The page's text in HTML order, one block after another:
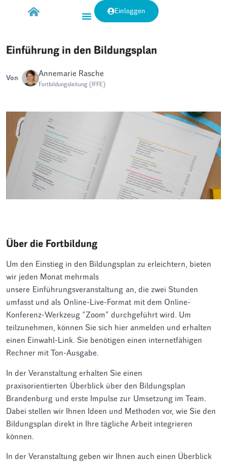
Einloggen
Einführung in den Bildungsplan
Von Annemarie Rasche
Fortbildungsleitung (IFFE)
Über die Fortbildung
Um den Einstieg in den Bildungsplan zu erleichtern, bieten
wir jeden Monat mehrmals
unsere Einführungsveranstaltung an, die zwei Stunden
umfasst und als Online-Live-Format mit dem Online-
Konferenz-Werkzeug “Zoom” durchgeführt wird. Um
teilzunehmen, können Sie sich hier anmelden und erhalten
einen Einwahl-Link. Sie benötigen einen internetfähigen
Rechner mit Ton-Ausgabe.
In der Veranstaltung erhalten Sie einen
praxisorientierten Überblick über den Bildungsplan
Brandenburg und erste Impulse zur Umsetzung im Team.
Dabei stellen wir Ihnen Ideen und Methoden vor, wie Sie den
Bildungsplan direkt in Ihre tägliche Arbeit integrieren
können.
In der Veranstaltung geben wir Ihnen auch einen Überblick